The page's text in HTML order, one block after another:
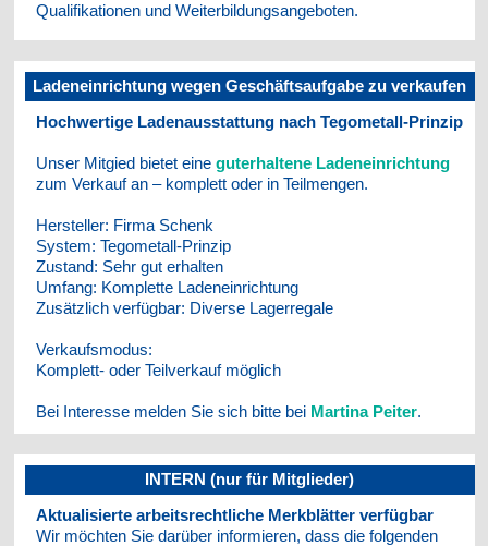
Qualifikationen und Weiterbildungsangeboten.
Ladeneinrichtung wegen Geschäftsaufgabe zu verkaufen
Hochwertige Ladenausstattung nach Tegometall-Prinzip
Unser Mitgied bietet eine guterhaltene Ladeneinrichtung
zum Verkauf an – komplett oder in Teilmengen.
Hersteller: Firma Schenk
System: Tegometall-Prinzip
Zustand: Sehr gut erhalten
Umfang: Komplette Ladeneinrichtung
Zusätzlich verfügbar: Diverse Lagerregale
Verkaufsmodus:
Komplett- oder Teilverkauf möglich
Bei Interesse melden Sie sich bitte bei Martina Peiter.
INTERN (nur für Mitglieder)
Aktualisierte arbeitsrechtliche Merkblätter verfügbar
Wir möchten Sie darüber informieren, dass die folgenden